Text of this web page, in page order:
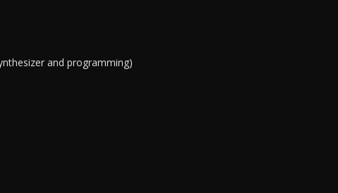
and programming)